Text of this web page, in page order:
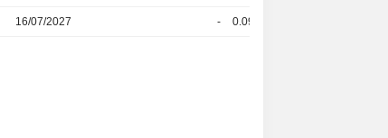
16/07/2027 - 0.095